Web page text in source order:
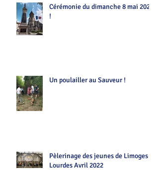
Cérémonie du dimanche 8 mai 2022
!
Un poulailler au Sauveur !
Pèlerinage des jeunes de Limoges
Lourdes Avril 2022